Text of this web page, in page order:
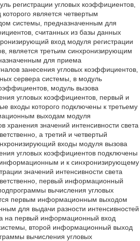
регистрации угловых коэффициентов,
является четвертым
системы, предназначенным для
считанных из базы данных
вход модуля регистрации
является третьим синхронизирующим
для приема
занесения угловых коэффициентов,
сервера системы, в модуль
модуль вызова
угловых коэффициентов, первый и
входы которого подключены к третьему
выходам модуля
хранения значений интенсивности света
а третий и четвертый
входы модуля вызова
угловых коэффициентов подключены
информационным и к синхронизирующему
значений интенсивности света
первый информационный
вычисления угловых
первым информационным выходом
для выдачи разности интенсивностей
на первый информационный вход
второй информационный выход
вычисления угловых